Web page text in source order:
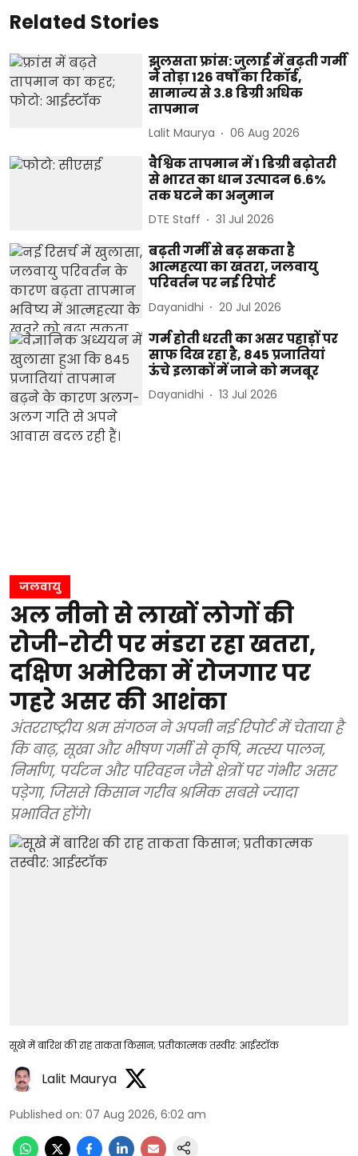
Related Stories
झुलसता फ्रांस: जुलाई में बढ़ती गर्मी
ने तोड़ा 126 वर्षों का रिकॉर्ड,
सामान्य से 3.8 डिग्री अधिक
तापमान
Lalit Maurya 06 Aug 2026
वैश्विक तापमान में 1 डिग्री बढ़ोतरी
से भारत का धान उत्पादन 6.6%
तक घटने का अनुमान
DTE Staff 31 Jul 2026
बढ़ती गर्मी से बढ़ सकता है
आत्महत्या का खतरा, जलवायु
परिवर्तन पर नई रिपोर्ट
Dayanidhi 20 Jul 2026
गर्म होती धरती का असर पहाड़ों पर
साफ दिख रहा है, 845 प्रजातियां
ऊंचे इलाकों में जाने को मजबूर
Dayanidhi 13 Jul 2026
जलवायु
अल नीनो से लाखों लोगों की
रोजी-रोटी पर मंडरा रहा खतरा,
दक्षिण अमेरिका में रोजगार पर
गहरे असर की आशंका
अंतरराष्ट्रीय श्रम संगठन ने अपनी नई रिपोर्ट में चेताया है
कि बाढ़, सूखा और भीषण गर्मी से कृषि, मत्स्य पालन,
निर्माण, पर्यटन और परिवहन जैसे क्षेत्रों पर गंभीर असर
पड़ेगा, जिससे किसान गरीब श्रमिक सबसे ज्यादा
प्रभावित होंगे।
सूखे में बारिश की राह ताकता किसान; प्रतीकात्मक तस्वीर: आईस्टॉक
Lalit Maurya
Published on: 07 Aug 2026, 6:02 am